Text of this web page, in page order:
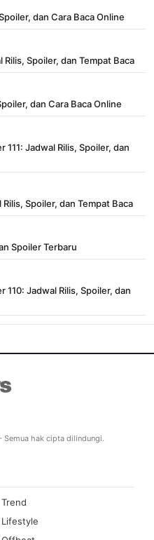
dan Cara Baca Online
Spoiler, dan Tempat Baca
dan Cara Baca Online
Jadwal Rilis, Spoiler, dan
Spoiler, dan Tempat Baca
Spoiler Terbaru
Jadwal Rilis, Spoiler, dan
hak cipta dilindungi.
Trend
Lifestyle